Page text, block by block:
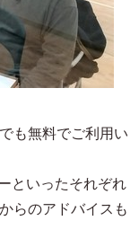
も無料でご利用い
といったそれぞれ
らのアドバイスも